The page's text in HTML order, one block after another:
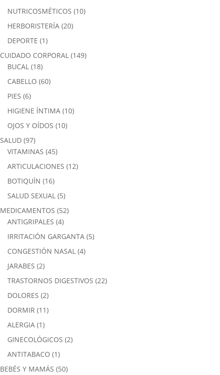
NUTRICOSMÉTICOS (10)
HERBORISTERÍA (20)
DEPORTE (1)
CUIDADO CORPORAL (149)
BUCAL (18)
CABELLO (60)
PIES (6)
HIGIENE ÍNTIMA (10)
OJOS Y OÍDOS (10)
SALUD (97)
VITAMINAS (45)
ARTICULACIONES (12)
BOTIQUÍN (16)
SALUD SEXUAL (5)
MEDICAMENTOS (52)
ANTIGRIPALES (4)
IRRITACIÓN GARGANTA (5)
CONGESTIÓN NASAL (4)
JARABES (2)
TRASTORNOS DIGESTIVOS (22)
DOLORES (2)
DORMIR (11)
ALERGIA (1)
GINECOLÓGICOS (2)
ANTITABACO (1)
BEBÉS Y MAMÁS (50)